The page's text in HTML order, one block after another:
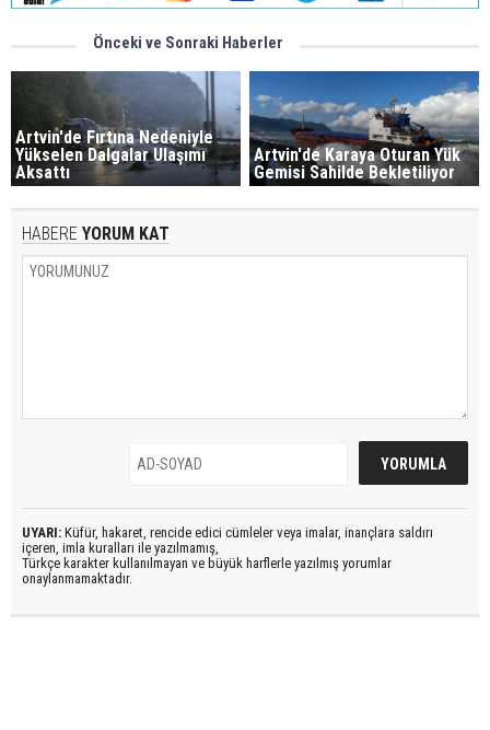
Önceki ve Sonraki Haberler
Artvin'de Fırtına Nedeniyle
Yükselen Dalgalar Ulaşımı
Aksattı
Artvin'de Karaya Oturan Yük
Gemisi Sahilde Bekletiliyor
HABERE YORUM KAT
UYARI: Küfür, hakaret, rencide edici cümleler veya imalar, inançlara saldırı
içeren, imla kuralları ile yazılmamış,
Türkçe karakter kullanılmayan ve büyük harflerle yazılmış yorumlar
onaylanmamaktadır.